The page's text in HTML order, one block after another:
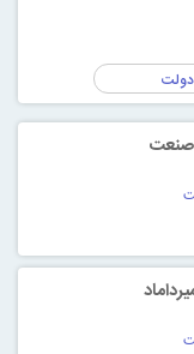
دولت
صنعت